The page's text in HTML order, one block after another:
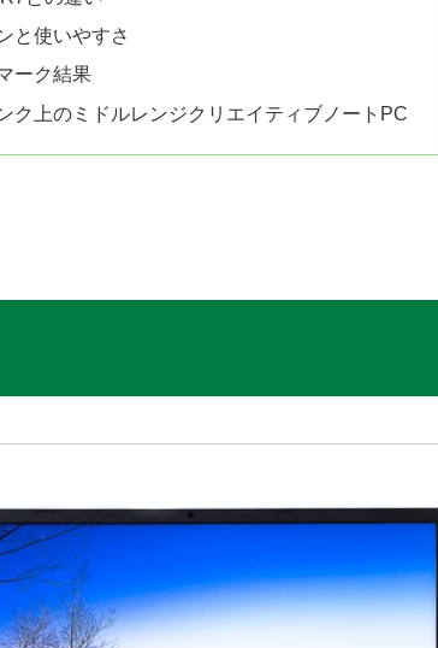
と使いやすさ
ーク結果
ク上のミドルレンジクリエイティブノートPC